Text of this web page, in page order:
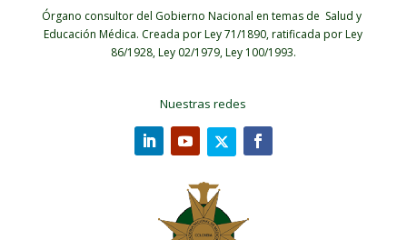
Órgano consultor del Gobierno Nacional en temas de Salud y
Educación Médica. Creada por Ley 71/1890, ratificada por Ley
86/1928, Ley 02/1979, Ley 100/1993.
Nuestras redes